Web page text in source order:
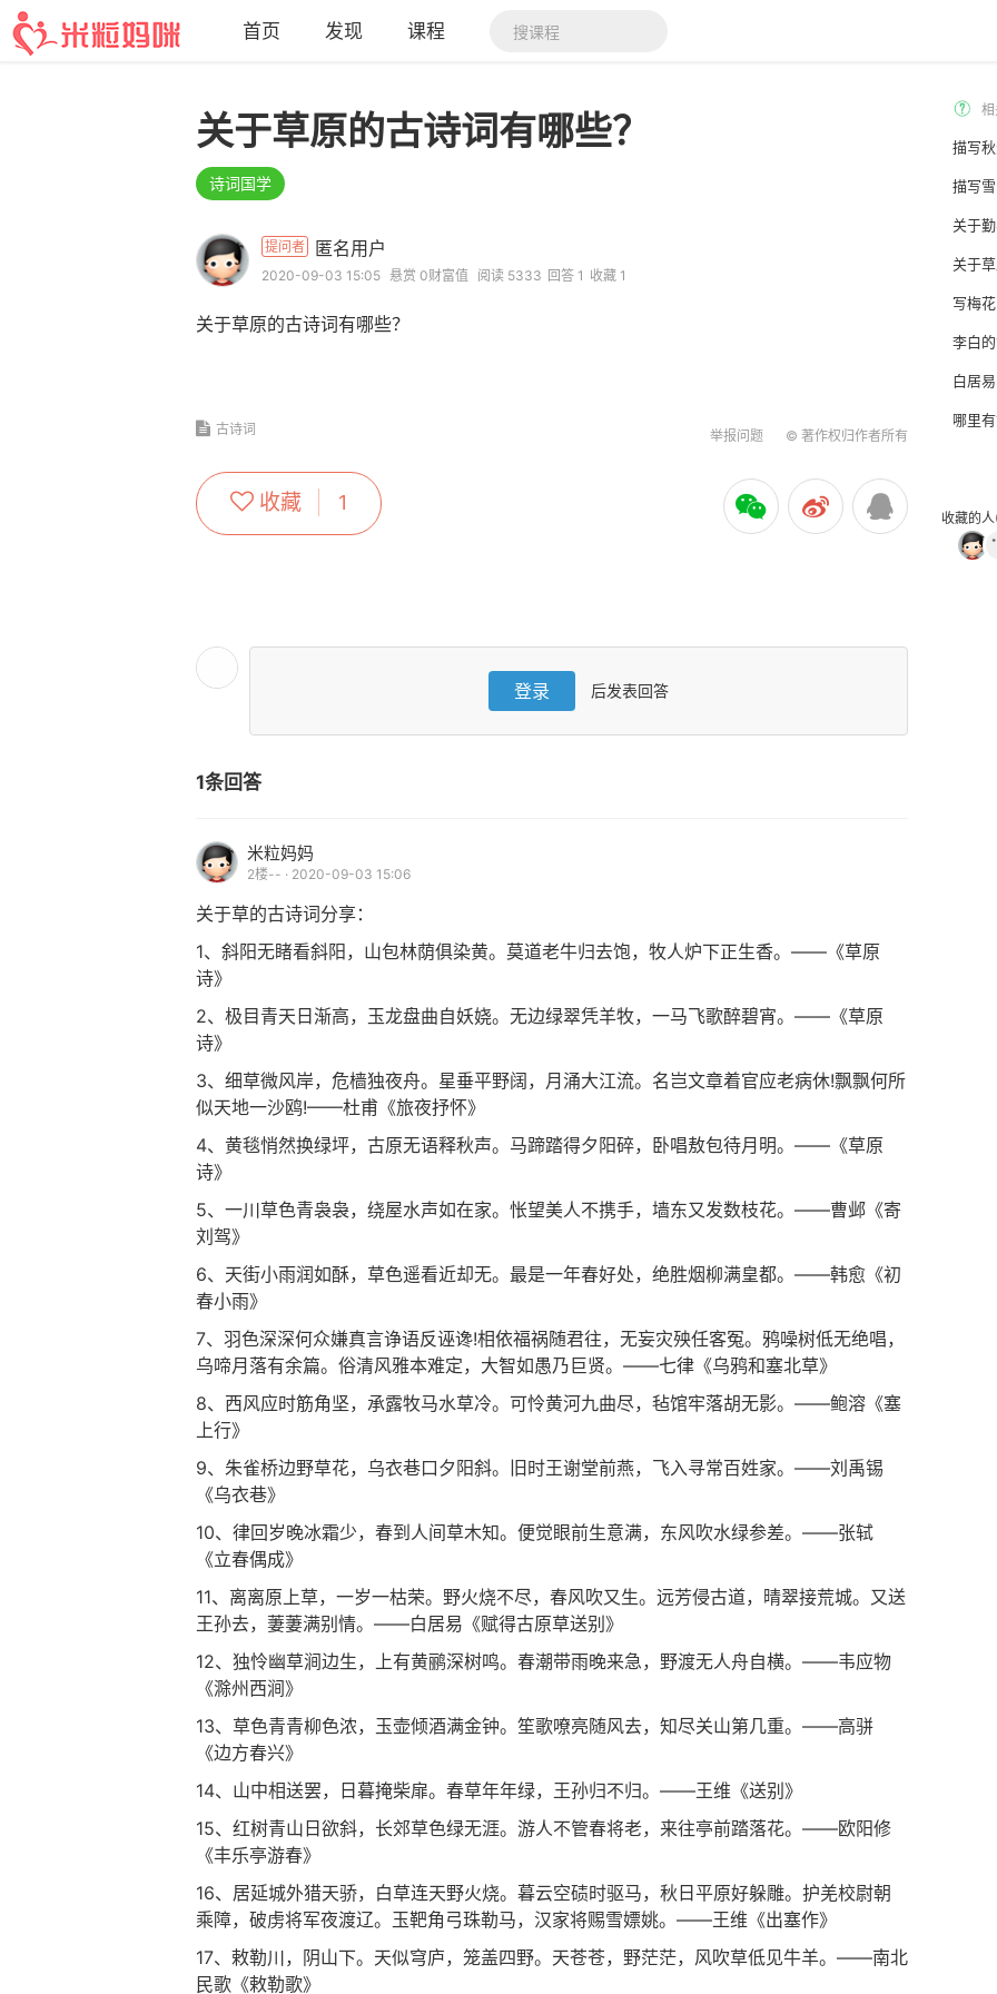
首页 发现 课程
首页 话题 动态 文章 作者
关于草原的古诗词有哪些？
诗词国学
提问者 匿名用户
2020-09-03 15:05 悬赏 0财富值 阅读 5333 回答 1 收藏 1
关于草原的古诗词有哪些？
古诗词 © 著作权归作者所有
举报问题
收藏 1
登录 后发表回答
1条回答
米粒妈妈
2楼-- · 2020-09-03 15:06
关于草的古诗词分享：
1、斜阳无睹看斜阳，山包林荫俱染黄。莫道老牛归去饱，牧人炉下正生香。——《草原
诗》
2、极目青天日渐高，玉龙盘曲自妖娆。无边绿翠凭羊牧，一马飞歌醉碧宵。——《草原
诗》
3、细草微风岸，危樯独夜舟。星垂平野阔，月涌大江流。名岂文章着官应老病休!飘飘何所
似天地一沙鸥!——杜甫《旅夜抒怀》
4、黄毯悄然换绿坪，古原无语释秋声。马蹄踏得夕阳碎，卧唱敖包待月明。——《草原
诗》
5、一川草色青袅袅，绕屋水声如在家。怅望美人不携手，墙东又发数枝花。——曹邺《寄
刘驾》
6、天街小雨润如酥，草色遥看近却无。最是一年春好处，绝胜烟柳满皇都。——韩愈《初
春小雨》
7、羽色深深何众嫌真言诤语反诬谗!相依福祸随君往，无妄灾殃任客冤。鸦噪树低无绝唱，
乌啼月落有余篇。俗清风雅本难定，大智如愚乃巨贤。——七律《乌鸦和塞北草》
8、西风应时筋角坚，承露牧马水草冷。可怜黄河九曲尽，毡馆牢落胡无影。——鲍溶《塞
上行》
9、朱雀桥边野草花，乌衣巷口夕阳斜。旧时王谢堂前燕，飞入寻常百姓家。——刘禹锡
《乌衣巷》
10、律回岁晚冰霜少，春到人间草木知。便觉眼前生意满，东风吹水绿参差。——张轼
《立春偶成》
11、离离原上草，一岁一枯荣。野火烧不尽，春风吹又生。远芳侵古道，晴翠接荒城。又送
王孙去，萋萋满别情。——白居易《赋得古原草送别》
12、独怜幽草涧边生，上有黄鹂深树鸣。春潮带雨晚来急，野渡无人舟自横。——韦应物
《滁州西涧》
13、草色青青柳色浓，玉壶倾酒满金钟。笙歌嘹亮随风去，知尽关山第几重。——高骈
《边方春兴》
14、山中相送罢，日暮掩柴扉。春草年年绿，王孙归不归。——王维《送别》
15、红树青山日欲斜，长郊草色绿无涯。游人不管春将老，来往亭前踏落花。——欧阳修
《丰乐亭游春》
16、居延城外猎天骄，白草连天野火烧。暮云空碛时驱马，秋日平原好躲雕。护羌校尉朝
乘障，破虏将军夜渡辽。玉靶角弓珠勒马，汉家将赐雪嫖姚。——王维《出塞作》
17、敕勒川，阴山下。天似穹庐，笼盖四野。天苍苍，野茫茫，风吹草低见牛羊。——南北
民歌《敕勒歌》
描写
描写
关于
关于
写梅
李白
白居
哪里
收藏的人